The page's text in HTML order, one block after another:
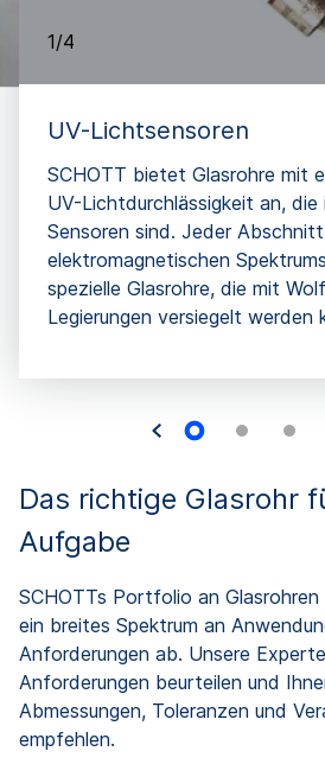
1/4
UV-Lichtsensoren
SCHOTT bietet Glasrohre mit
UV-Lichtdurchlässigkeit an, die
Sensoren sind. Jeder
elektromagnetischen
spezielle Glasrohre, die mit
Legierungen versiegelt werden
Das richtige Glasrohr
Aufgabe
SCHOTTs Portfolio an
ein breites Spektrum an
Anforderungen ab. Unsere
Anforderungen beurteilen und
Abmessungen, Toleranzen und
empfehlen.